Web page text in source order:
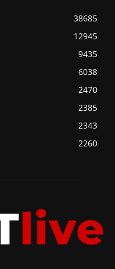
38685
12945
9435
6038
2470
2385
2343
2260